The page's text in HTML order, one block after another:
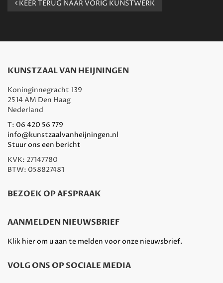
KEER TERUG NAAR VORIG KUNSTWERK
KUNSTZAAL VAN HEIJNINGEN
Koninginnegracht 139
2514 AM Den Haag
Nederland
T: 06 420 56 779
info@kunstzaalvanheijningen.nl
Stuur ons een bericht
KVK: 27147780
BTW: 058827481
BEZOEK OP AFSPRAAK
AANMELDEN NIEUWSBRIEF
Klik hier om u aan te melden voor onze nieuwsbrief.
VOLG ONS OP SOCIALE MEDIA